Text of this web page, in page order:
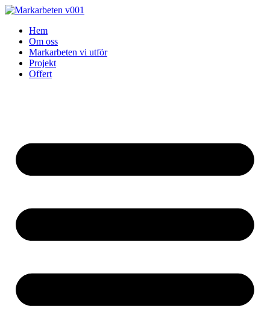
Skip
contentHem
Om oss
Markarbeten vi utför
Projekt
Offert